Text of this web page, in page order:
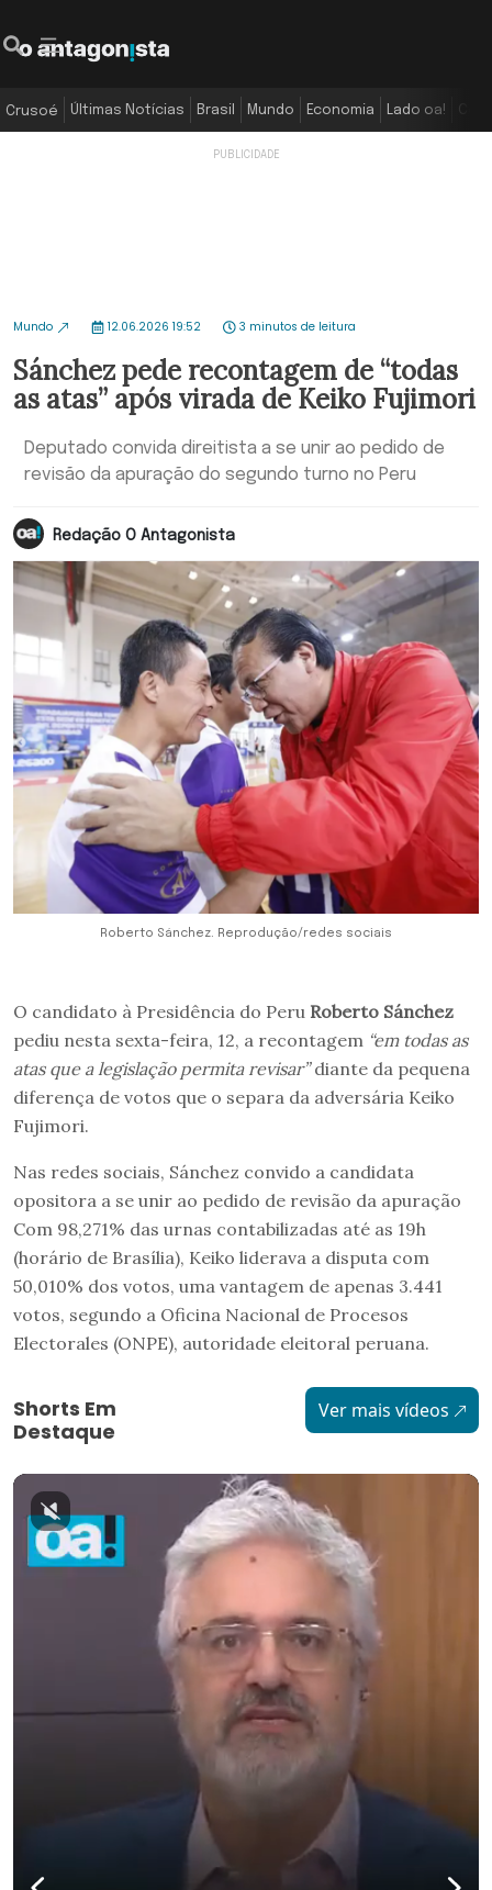
Crusoé Últimas Notícias Brasil Mundo Economia Lado oa!
Mundo 12.06.2026 19:52 3 minutos de leitura
Sánchez pede recontagem de “todas
as atas” após virada de Keiko Fujimori
Deputado convida direitista a se unir ao pedido de
revisão da apuração do segundo turno no Peru
Redação O Antagonista
Roberto Sánchez. Reprodução/redes sociais
O candidato à Presidência do Peru Roberto Sánchez
pediu nesta sexta-feira, 12, a recontagem “em todas as
atas que a legislação permita revisar”diante da pequena
diferença de votos que o separa da adversária Keiko
Fujimori.
Nas redes sociais, Sánchez convido a candidata
opositora a se unir ao pedido de revisão da apuração
Com 98,271% das urnas contabilizadas até as 19h
(horário de Brasília), Keiko liderava a disputa com
50,010% dos votos, uma vantagem de apenas 3.441
votos, segundo a Oficina Nacional de Procesos
Electorales (ONPE), autoridade eleitoral peruana.
Shorts Em
Destaque
Ver mais vídeos